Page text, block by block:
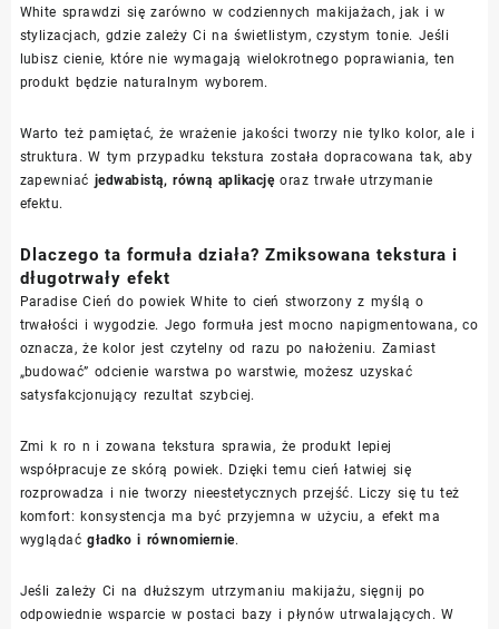
White sprawdzi się zarówno w codziennych makijażach, jak i w
stylizacjach, gdzie zależy Ci na świetlistym, czystym tonie. Jeśli
lubisz cienie, które nie wymagają wielokrotnego poprawiania, ten
produkt będzie naturalnym wyborem.
Warto też pamiętać, że wrażenie jakości tworzy nie tylko kolor, ale i
struktura. W tym przypadku tekstura została dopracowana tak, aby
zapewniać jedwabistą, równą aplikacjęoraz trwałe utrzymanie
efektu.
Dlaczego ta formuła działa? Zmiksowana tekstura i
długotrwały efekt
Paradise Cień do powiek White to cień stworzony z myślą o
trwałości i wygodzie. Jego formuła jest mocno napigmentowana, co
oznacza, że kolor jest czytelny od razu po nałożeniu. Zamiast
„budować” odcienie warstwa po warstwie, możesz uzyskać
satysfakcjonujący rezultat szybciej.
Zmi k ro n i zowana tekstura sprawia, że produkt lepiej
współpracuje ze skórą powiek. Dzięki temu cień łatwiej się
rozprowadza i nie tworzy nieestetycznych przejść. Liczy się tu też
komfort: konsystencja ma być przyjemna w użyciu, a efekt ma
wyglądaćgładko i równomiernie.
Jeśli zależy Ci na dłuższym utrzymaniu makijażu, sięgnij po
odpowiednie wsparcie w postaci bazy i płynów utrwalających. W